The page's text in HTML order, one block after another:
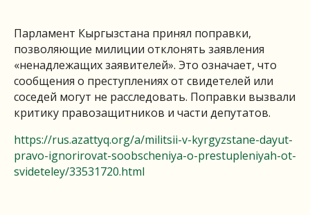
Парламент Кыргызстана принял поправки,
позволяющие милиции отклонять заявления
«ненадлежащих заявителей». Это означает, что
сообщения о преступлениях от свидетелей или
соседей могут не расследовать. Поправки вызвали
критику правозащитников и части депутатов.
https://rus.azattyq.org/a/militsii-v-kyrgyzstane-dayut-
pravo-ignorirovat-soobscheniya-o-prestupleniyah-ot-
svideteley/33531720.html